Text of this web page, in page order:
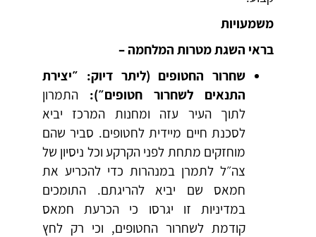
משמעויות
בראי השגת מטרות המלחמה –
שחרור החטופים (ליתר דיוק: ״יצירת
התנאים לשחרור חטופים״): התמרון
לתוך העיר עזה ומחנות המרכז יביא
לסכנת חיים מיידית לחטופים. סביר שהם
מוחזקים מתחת לפני הקרקע וכל ניסיון של
צה״ל לתמרן במנהרות כדי להכריע את
חמאס שם יביא להריגתם. התומכים
במדיניות זו יגרסו כי הכרעת חמאס
קודמת לשחרור החטופים, וכי רק לחץ